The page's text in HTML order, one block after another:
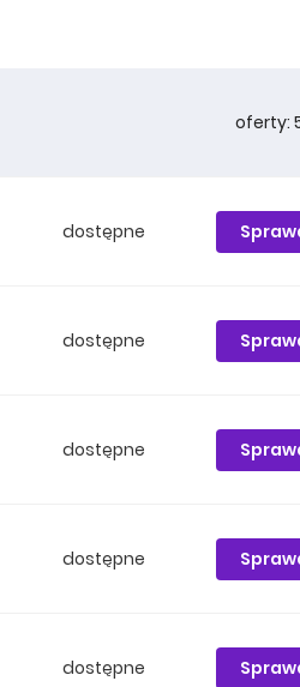
oferty:
dostępne
dostępne
dostępne
dostępne
dostępne